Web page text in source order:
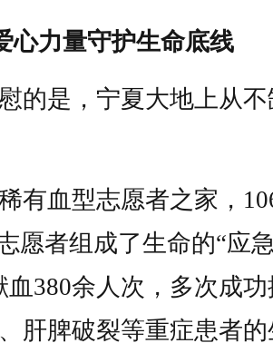
心力量守护生命底线
是，宁夏大地上从不
血型志愿者之家，
愿者组成了生命的“应
血380余人次，多次成
肝脾破裂等重症患者